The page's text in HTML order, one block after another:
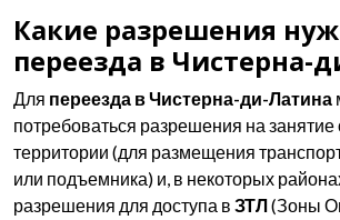
Какие разрешения
переезда в Чистерна-
Для переезда в Чистерна-ди-Латина
потребоваться разрешения на
территории (для размещения
или подъемника) и, в некоторых
разрешения для доступа в ЗТЛ(Зоны